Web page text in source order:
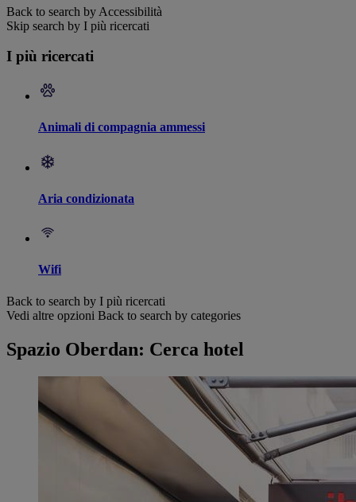
Back to search by Accessibilità
Skip search by I più ricercati
I più ricercati
Animali di compagnia ammessi
Aria condizionata
Wifi
Back to search by I più ricercati
Vedi altre opzioni Back to search by categories
Spazio Oberdan: Cerca hotel